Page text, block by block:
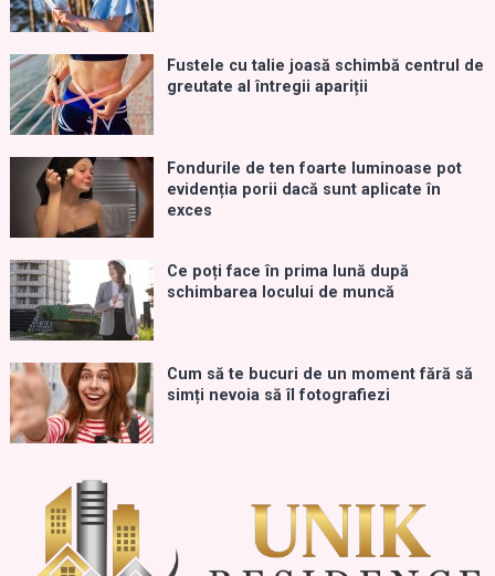
Fustele cu talie joasă schimbă centrul de
greutate al întregii apariții
Fondurile de ten foarte luminoase pot
evidenția porii dacă sunt aplicate în
exces
Ce poți face în prima lună după
schimbarea locului de muncă
Cum să te bucuri de un moment fără să
simți nevoia să îl fotografiezi